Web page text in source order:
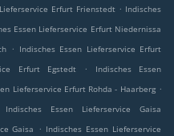
Erfurt Frienstedt . Indisches
Essen Lieferservice Erfurt Niedernissa
. Indisches Essen Lieferservice Erfurt
Erfurt Egstedt .
Indisches Essen
Lieferservice Erfurt Rohda - Haarberg .
Indisches Essen Lieferservice Gaisa
Gaisa . Indisches Essen Lieferservice